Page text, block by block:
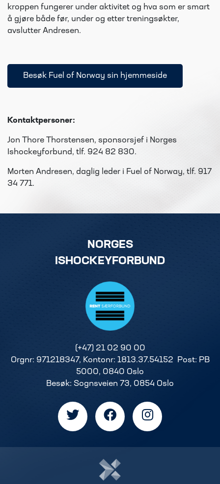
kroppen fungerer under aktivitet og hva som er smart
å gjøre både før, under og etter treningsøkter,
avslutter Andresen.
Besøk Fuel of Norway sin hjemmeside
Kontaktpersoner:
Jon Thore Thorstensen, sponsorsjef i Norges
Ishockeyforbund, tlf. 924 82 830.
Morten Andresen, daglig leder i Fuel of Norway, tlf. 917
34 771.
NORGES
ISHOCKEYFORBUND
(+47) 21 02 90 00
Orgnr: 971218347, Kontonr: 1813.37.54152 Post: PB
5000, 0840 Oslo
Besøk: Sognsveien 73, 0854 Oslo